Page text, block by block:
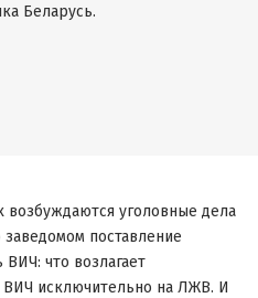
Беларусь.
уголовные дела
поставление
ВИЧ: что возлагает
ВИЧ исключительно на ЛЖВ. И